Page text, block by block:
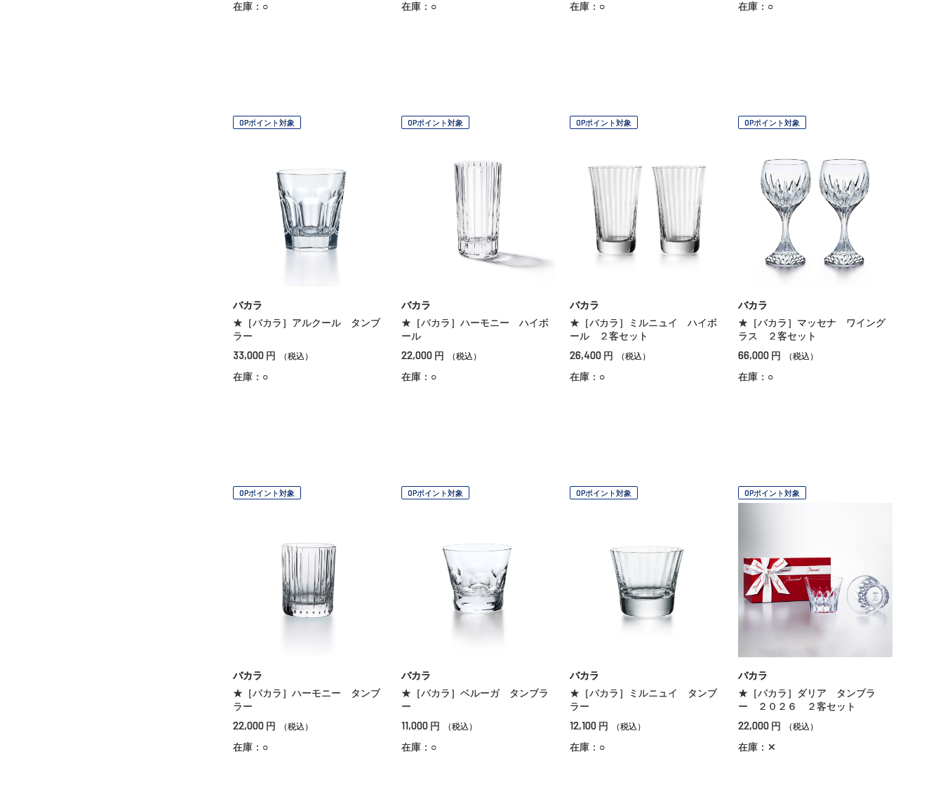
在庫：○ 在庫：○ 在庫：○ 在庫：○
OPポイント対象
バカラ
★［バカラ］アルクール タンブ
ラー
33,000 円 （税込）
在庫：○
OPポイント対象
バカラ
★［バカラ］ハーモニー ハイボ
ール
22,000 円 （税込）
在庫：○
OPポイント対象
バカラ
★［バカラ］ミルニュイ ハイボ
ール ２客セット
26,400 円 （税込）
在庫：○
OPポイント対象
バカラ
★［バカラ］マッセナ ワイング
ラス ２客セット
66,000 円 （税込）
在庫：○
OPポイント対象
バカラ
★［バカラ］ハーモニー タンブ
ラー
22,000 円 （税込）
在庫：○
OPポイント対象
バカラ
★［バカラ］ベルーガ タンブラ
ー
11,000 円 （税込）
在庫：○
OPポイント対象
バカラ
★［バカラ］ミルニュイ タンブ
ラー
12,100 円 （税込）
在庫：○
OPポイント対象
バカラ
★［バカラ］ダリア タンブラ
ー ２０２６ ２客セット
22,000 円 （税込）
在庫：✕